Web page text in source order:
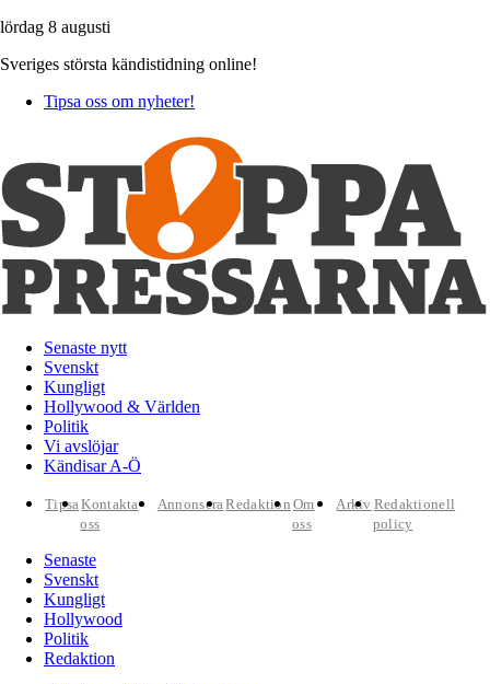
lördag 8 augusti
Sveriges största kändistidning online!
Tipsa oss om nyheter!
Senaste nytt
Svenskt
Kungligt
Hollywood & Världen
Politik
Vi avslöjar
Kändisar A-Ö
TipsaKontakta
oss
AnnonseraRedaktion Om
oss
Arkiv Redaktionell
policy
Senaste
Svenskt
Kungligt
Hollywood
Politik
Redaktion